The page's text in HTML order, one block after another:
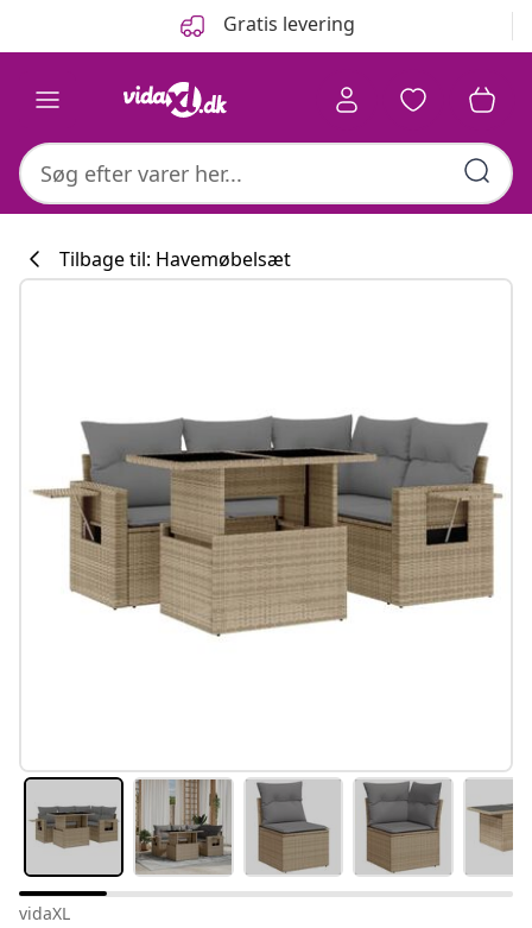
Gratis levering
#sharemevidaxl
Tilbage til: Havemøbelsæt
vidaXL